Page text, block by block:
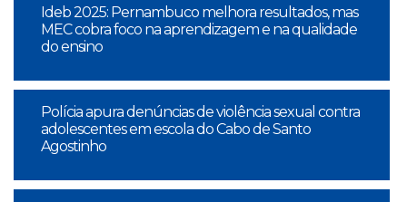
Ideb 2025: Pernambuco melhora resultados, mas
MEC cobra foco na aprendizagem e na qualidade
do ensino
Polícia apura denúncias de violência sexual contra
adolescentes em escola do Cabo de Santo
Agostinho